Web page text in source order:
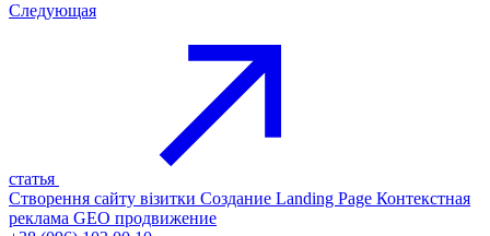
Следующая
статья
Створення сайту візитки Создание Landing Page Контекстная
реклама GEO продвижение